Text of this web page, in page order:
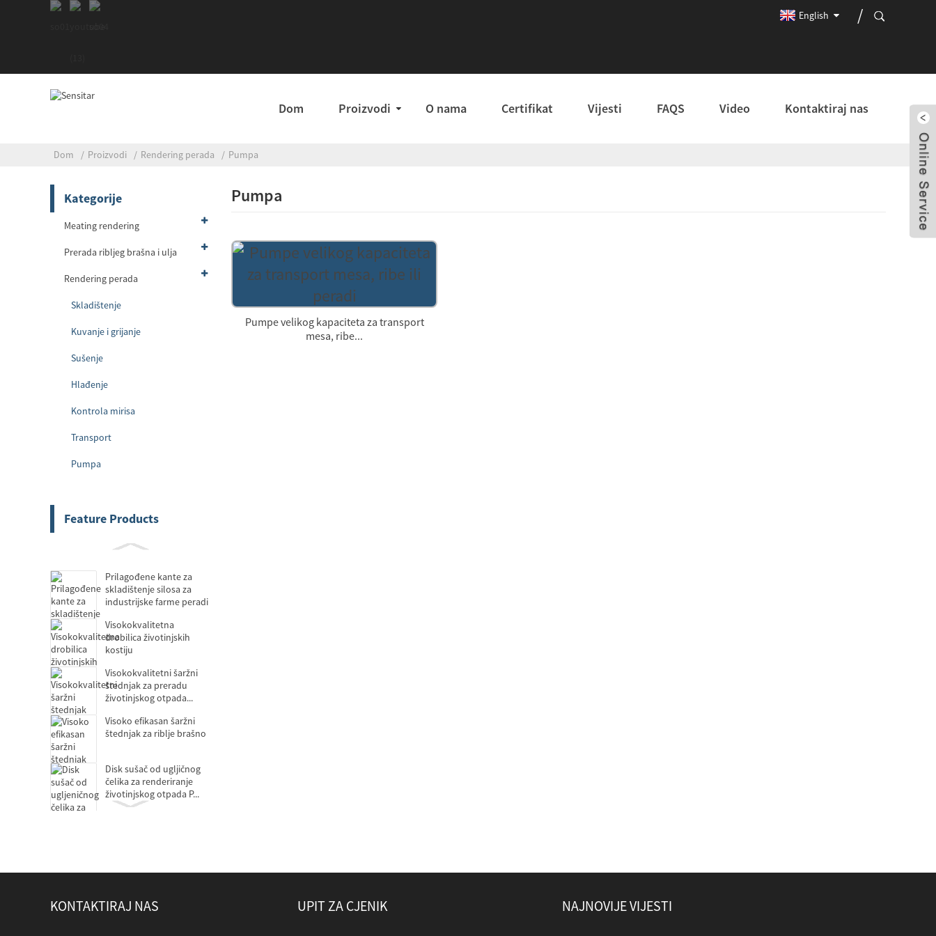
English
Dom Proizvodi O nama Certifikat Vijesti FAQS Video Kontaktiraj nas
Dom Proizvodi Rendering perada Pumpa
Kategorije
Meating rendering
Prerada ribljeg brašna i ulja
Rendering perada
Skladištenje
Kuvanje i grijanje
Sušenje
Hlađenje
Kontrola mirisa
Transport
Pumpa
Feature Products
Prilagođene kante za
skladištenje silosa za
industrijske farme peradi
Visokokvalitetna
drobilica životinjskih
kostiju
Visokokvalitetni šaržni
štednjak za preradu
životinjskog otpada...
Visoko efikasan šaržni
štednjak za riblje brašno
Disk sušač od ugljičnog
čelika za renderiranje
životinjskog otpada P...
Dvostruka vijčana presa
Pumpa
Pumpe velikog kapaciteta za transport
mesa, ribe...
KONTAKTIRAJ NAS UPIT ZA CJENIK NAJNOVIJE VIJESTI